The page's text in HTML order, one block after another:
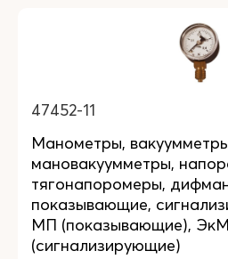
47452-11
Манометры,
мановакуумметры,
тягонапоромеры,
показывающие,
МП (показывающие),
(сигнализирующие)